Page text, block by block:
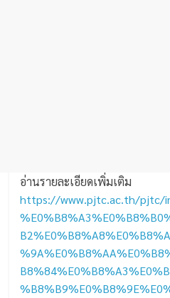
อ่านรายละเอียดเพิ่มเติม
https://www.pjtc.ac.th/pjtc/